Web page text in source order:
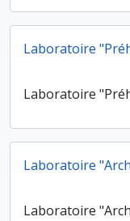
Laboratoire
Laboratoire
Laboratoire
Laboratoire